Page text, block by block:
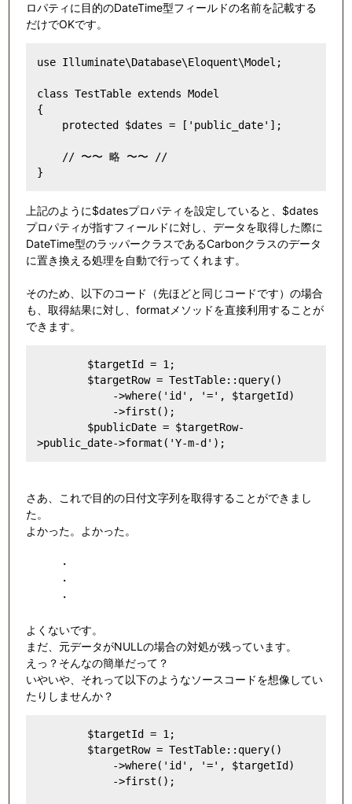
ロパティに目的のDateTime型フィールドの名前を記載する
だけでOKです。
use Illuminate\Database\Eloquent\Model;
class TestTable extends Model
{
protected $dates = ['public_date'];
// 〜〜 略 〜〜 //
上記のように$datesプロパティを設定していると、$dates
プロパティが指すフィールドに対し、データを取得した際に
DateTime型のラッパークラスであるCarbonクラスのデータ
に置き換える処理を自動で行ってくれます。
そのため、以下のコード（先ほどと同じコードです）の場合
も、取得結果に対し、formatメソッドを直接利用することが
できます。
$targetId = 1;
$targetRow = TestTable::query()
->where('id', '=', $targetId)
->first();
$publicDate = $targetRow-
さあ、これで目的の日付文字列を取得することができまし
た。
よかった。よかった。
・
・
・
よくないです。
まだ、元データがNULLの場合の対処が残っています。
えっ？そんなの簡単だって？
いやいや、それって以下のようなソースコードを想像してい
たりしませんか？
$targetId = 1;
$targetRow = TestTable::query()
->where('id', '=', $targetId)
->first();